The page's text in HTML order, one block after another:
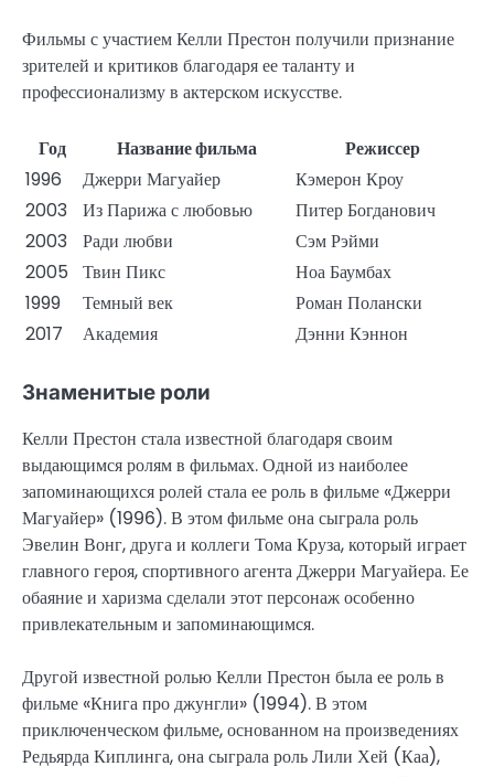
Фильмы с участием Келли Престон получили признание
зрителей и критиков благодаря ее таланту и
профессионализму в актерском искусстве.
Год Название фильма
Режиссер
1996
Джерри Магуайер
Кэмерон Кроу
2003
Из Парижа с любовью
Питер Богданович
2003
Ради любви
Сэм Рэйми
2005
Твин Пикс
Ноа Баумбах
1999
Темный век
Роман Полански
2017
Академия Дэнни Кэннон
Знаменитые роли
Келли Престон стала известной благодаря своим
выдающимся ролям в фильмах. Одной из наиболее
запоминающихся ролей стала ее роль в фильме «Джерри
Магуайер» (1996). В этом фильме она сыграла роль
Эвелин Вонг, друга и коллеги Тома Круза, который играет
главного героя, спортивного агента Джерри Магуайера. Ее
обаяние и харизма сделали этот персонаж особенно
привлекательным и запоминающимся.
Другой известной ролью Келли Престон была ее роль в
фильме «Книга про джунгли» (1994). В этом
приключенческом фильме, основанном на произведениях
Редьярда Киплинга, она сыграла роль Лили Хей (Каа),